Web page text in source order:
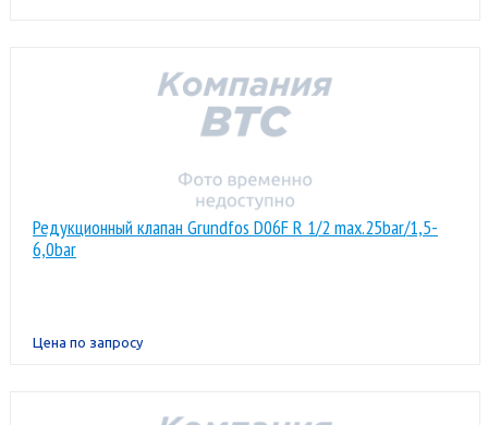
Редукционный клапан Grundfos D06F R 1/2 max.25bar/1,5-
6,0bar
Цена по запросу